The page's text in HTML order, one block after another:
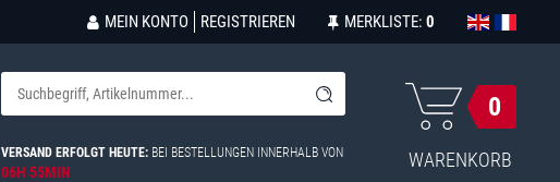
MEIN KONTO REGISTRIEREN MERKLISTE: 0
VERSAND ERFOLGT HEUTE: BEI BESTELLUNGEN INNERHALB VON
06H 55MIN
0
WARENKORB